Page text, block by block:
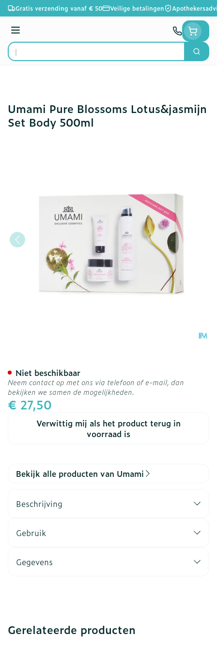
Ga naar de inhoud
Gratis verzending vanaf € 50 Veilige betalingen
Menu
Product, merk, categorie...
Zoek
Umami Pure Blossoms Lotus&jasmijn
Set Body 500ml
€ 27,50
Verwittig mij als het product terug in
voorraad is
Niet beschikbaar
Neem contact op met ons via telefoon of e-mail, dan
bekijken we samen de mogelijkheden.
Bekijk alle producten van Umami
Beschrijving
Gebruik
Gegevens
Gerelateerde producten